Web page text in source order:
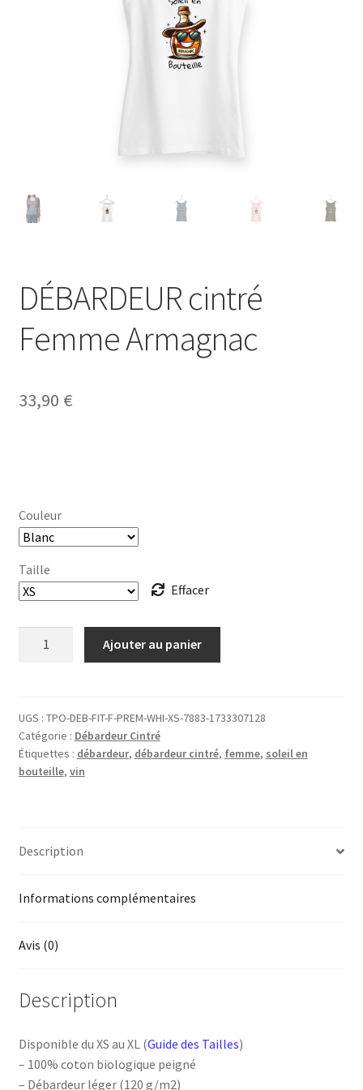
DÉBARDEUR cintré
Femme Armagnac
33,90 €
Couleur
Taille
Effacer
Femme
Armagnac
Ajouter au panier
UGS : TPO-DEB-FIT-F-PREM-WHI-XS-7883-1733307128
Catégorie : Débardeur Cintré
Étiquettes : débardeur, débardeur cintré, femme, soleil en
bouteille, vin
Description
Informations complémentaires
Avis (0)
Description
Disponible du XS au XL (Guide des Tailles)
– 100% coton biologique peigné
– Débardeur léger (120 g/m2)